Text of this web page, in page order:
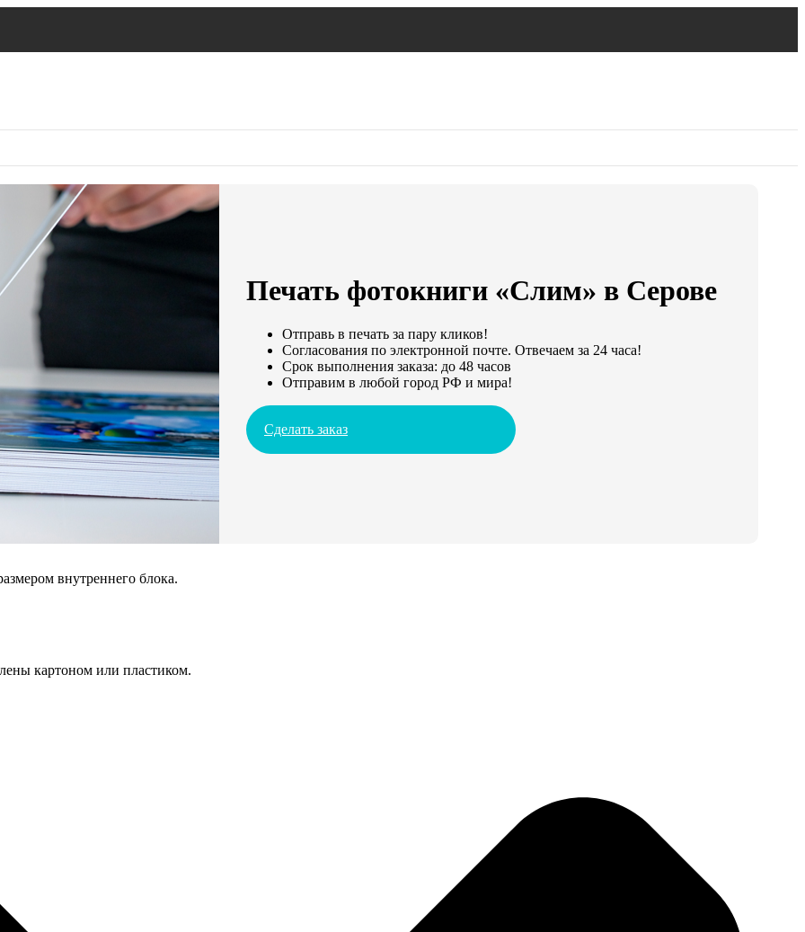
Печать фотокниги «Слим» в Серове
Отправь в печать за пару кликов!
Согласования по электронной почте. Отвечаем за 24 часа!
Срок выполнения заказа: до 48 часов
Отправим в любой город РФ и мира!
Сделать заказ
внутреннего блока.
картоном или пластиком.